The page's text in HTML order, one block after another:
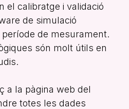
el calibratge i validació
de simulació
de mesurament.
són molt útils en
a la pàgina web del
totes les dades